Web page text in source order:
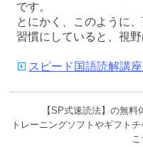
です。
とにかく、このように
習慣にしていると、視
スピード国語読解講
【SP式速読法】の無料
トレーニングソフトやギフト